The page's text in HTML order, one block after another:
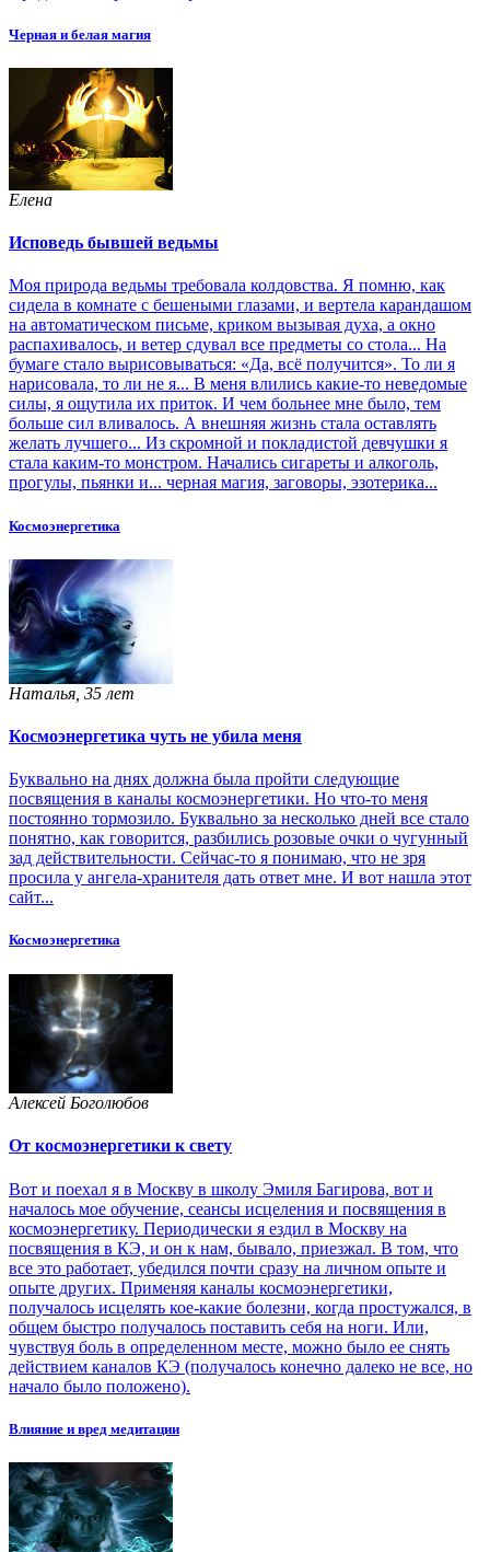
Черная и белая магия
Елена
Исповедь бывшей ведьмы
Моя природа ведьмы требовала колдовства. Я помню, как
сидела в комнате с бешеными глазами, и вертела карандашом
на автоматическом письме, криком вызывая духа, а окно
распахивалось, и ветер сдувал все предметы со стола... На
бумаге стало вырисовываться: «Да, всё получится». То ли я
нарисовала, то ли не я... В меня влились какие-то неведомые
силы, я ощутила их приток. И чем больнее мне было, тем
больше сил вливалось. А внешняя жизнь стала оставлять
желать лучшего... Из скромной и покладистой девчушки я
стала каким-то монстром. Начались сигареты и алкоголь,
прогулы, пьянки и... черная магия, заговоры, эзотерика...
Космоэнергетика
Наталья, 35 лет
Космоэнергетика чуть не убила меня
Буквально на днях должна была пройти следующие
посвящения в каналы космоэнергетики. Но что-то меня
постоянно тормозило. Буквально за несколько дней все стало
понятно, как говорится, разбились розовые очки о чугунный
зад действительности. Сейчас-то я понимаю, что не зря
просила у ангела-хранителя дать ответ мне. И вот нашла этот
сайт...
Космоэнергетика
Алексей Боголюбов
От космоэнергетики к свету
Вот и поехал я в Москву в школу Эмиля Багирова, вот и
началось мое обучение, сеансы исцеления и посвящения в
космоэнергетику. Периодически я ездил в Москву на
посвящения в КЭ, и он к нам, бывало, приезжал. В том, что
все это работает, убедился почти сразу на личном опыте и
опыте других. Применяя каналы космоэнергетики,
получалось исцелять кое-какие болезни, когда простужался, в
общем быстро получалось поставить себя на ноги. Или,
чувствуя боль в определенном месте, можно было ее снять
действием каналов КЭ (получалось конечно далеко не все, но
начало было положено).
Влияние и вред медитации